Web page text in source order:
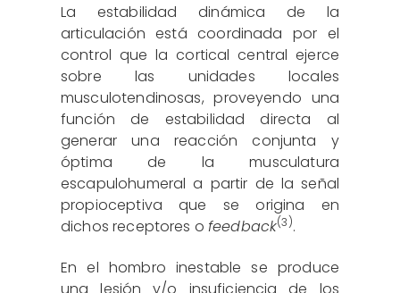
La estabilidad dinámica de la
articulación está coordinada por el
control que la cortical central ejerce
sobre las unidades locales
musculotendinosas, proveyendo una
función de estabilidad directa al
generar una reacción conjunta y
óptima de la musculatura
escapulohumeral a partir de la señal
propioceptiva que se origina en
dichos receptores o feedback(3).
En el hombro inestable se produce